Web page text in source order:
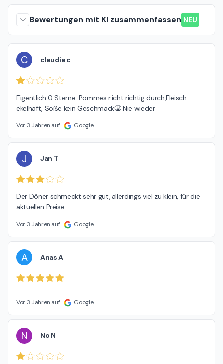
Bewertungen mit KI zusammenfassen NEU
C claudia c
Eigentlich 0 Sterne. Pommes nicht richtig durch,Fleisch
ekelhaft, Soße kein Geschmack🤮 Nie wieder
Vor 3 Jahren auf Google
J Jan T
Der Döner schmeckt sehr gut, allerdings viel zu klein, für die
aktuellen Preise..
Vor 3 Jahren auf Google
A Anas A
Vor 3 Jahren auf Google
N No N